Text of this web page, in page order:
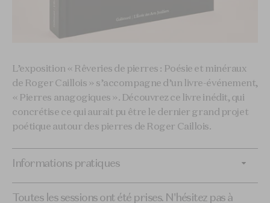
L’exposition « Rêveries de pierres : Poésie et minéraux
de Roger Caillois » s’accompagne d’un livre-événement,
« Pierres anagogiques ». Découvrez ce livre inédit, qui
concrétise ce qui aurait pu être le dernier grand projet
poétique autour des pierres de Roger Caillois.
Informations pratiques
Toutes les sessions ont été prises. N'hésitez pas à